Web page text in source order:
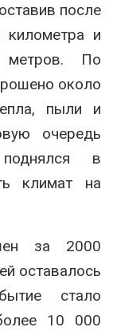
после
километра и
По
около
пыли и
очередь
в
климат на
за 2000
оставалось
стало
10 000